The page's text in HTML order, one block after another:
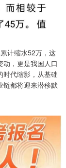
计缩水52万，这
，更是我国人口
时代缩影，从基础
链都将迎来潜移默